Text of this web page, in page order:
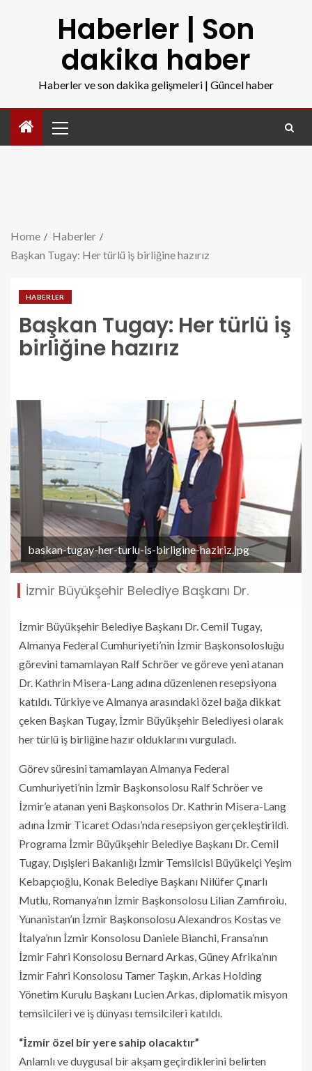
Haberler | Son
dakika haber
Haberler ve son dakika gelişmeleri | Güncel haber
Home
Haberler
Başkan Tugay: Her türlü iş birliğine hazırız
HABERLER
Başkan Tugay: Her türlü iş
birliğine hazırız
baskan-tugay-her-turlu-is-birligine-haziriz.jpg
İzmir Büyükşehir Belediye Başkanı Dr.
İzmir Büyükşehir Belediye Başkanı Dr. Cemil Tugay,
Almanya Federal Cumhuriyeti’nin İzmir Başkonsolosluğu
görevini tamamlayan Ralf Schröer ve göreve yeni atanan
Dr. Kathrin Misera-Lang adına düzenlenen resepsiyona
katıldı. Türkiye ve Almanya arasındaki özel bağa dikkat
çeken Başkan Tugay, İzmir Büyükşehir Belediyesi olarak
her türlü iş birliğine hazır olduklarını vurguladı.
Görev süresini tamamlayan Almanya Federal
Cumhuriyeti’nin İzmir Başkonsolosu Ralf Schröer ve
İzmir’e atanan yeni Başkonsolos Dr. Kathrin Misera-Lang
adına İzmir Ticaret Odası’nda resepsiyon gerçekleştirildi.
Programa İzmir Büyükşehir Belediye Başkanı Dr. Cemil
Tugay, Dışişleri Bakanlığı İzmir Temsilcisi Büyükelçi Yeşim
Kebapçıoğlu, Konak Belediye Başkanı Nilüfer Çınarlı
Mutlu, Romanya’nın İzmir Başkonsolosu Lilian Zamfiroiu,
Yunanistan’ın İzmir Başkonsolosu Alexandros Kostas ve
İtalya’nın İzmir Konsolosu Daniele Bianchi, Fransa’nın
İzmir Fahri Konsolosu Bernard Arkas, Güney Afrika’nın
İzmir Fahri Konsolosu Tamer Taşkın, Arkas Holding
Yönetim Kurulu Başkanı Lucien Arkas, diplomatik misyon
temsilcileri ve iş dünyası temsilcileri katıldı.
“İzmir özel bir yere sahip olacaktır”
Anlamlı ve duygusal bir akşam geçirdiklerini belirten